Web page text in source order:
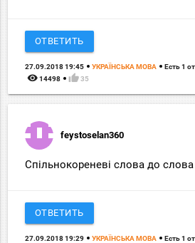
ОТВЕТИТЬ
27.09.2018 19:45 УКРАЇНСЬКА МОВА Есть 1
remove_red_eye 14498 thumb_up 35
feystoselan360
Спільнокореневі слова до слова
ОТВЕТИТЬ
27.09.2018 19:29 УКРАЇНСЬКА МОВА Есть 1